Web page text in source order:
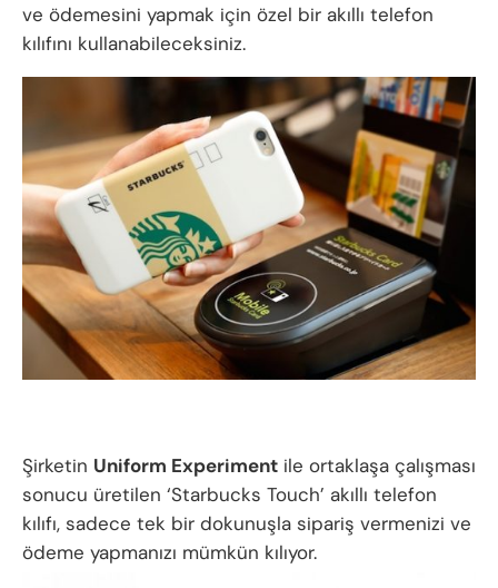
ve ödemesini yapmak için özel bir akıllı telefon
kılıfını kullanabileceksiniz.
Şirketin Uniform Experiment ile ortaklaşa çalışması
sonucu üretilen ‘Starbucks Touch’ akıllı telefon
kılıfı, sadece tek bir dokunuşla sipariş vermenizi ve
ödeme yapmanızı mümkün kılıyor.